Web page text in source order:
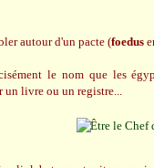
autour d'un pacte (foedus
le nom que les
un livre ou un registre...